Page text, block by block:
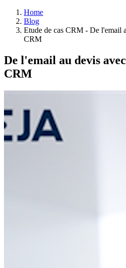
Home
Blog
Etude de cas CRM - De l'email
CRM
De l'email au devis
CRM